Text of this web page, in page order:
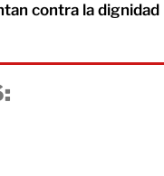
contra la dignidad